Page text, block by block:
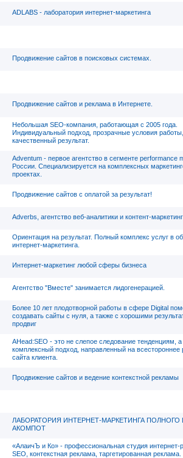
ADLABS - лаборатория интернет-маркетинга
Продвижение сайтов в поисковых системах.
Продвижение сайтов и реклама в Интернете.
Небольшая SEO-компания, работающая с 2005 года.
Индивидуальный подход, прозрачные условия работы,
качественный результат.
Adventum - первое агентство в сегменте performance
России. Специализируется на комплексных
проектах.
Продвижение сайтов с оплатой за результат!
Adverbs, агентство веб-аналитики и контент-
Ориентация на результат. Полный комплекс услуг в
интернет-маркетинга.
Интернет-маркетинг любой сферы бизнеса
Агентство "Вместе" занимается лидогенерацией.
Более 10 лет плодотворной работы в сфере Digital
создавать сайты с нуля, а также с хорошими
продвиг
AHead:SEO - это не слепое следование тенденциям, а
комплексный подход, направленный на всестороннее
сайта клиента.
Продвижение сайтов и ведение контекстной рекламы
ЛАБОРАТОРИЯ ИНТЕРНЕТ-МАРКЕТИНГА ПОЛНОГО
АКОМПОТ
«АлаичЪ и Ко» - профессиональная студия интернет-
SEO, контекстная реклама, таргетированная реклама.